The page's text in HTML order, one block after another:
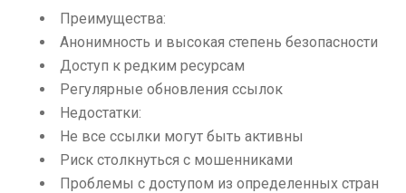
Преимущества:
Анонимность и высокая степень безопасности
Доступ к редким ресурсам
Регулярные обновления ссылок
Недостатки:
Не все ссылки могут быть активны
Риск столкнуться с мошенниками
Проблемы с доступом из определенных стран